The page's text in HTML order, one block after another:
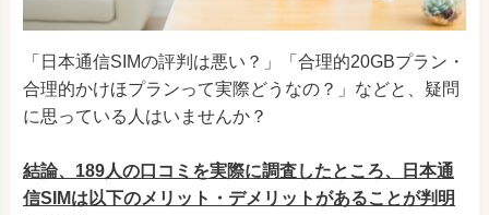
「日本通信SIMの評判は悪い？」「合理的20GBプラン・
合理的かけほプランって実際どうなの？」などと、疑問
に思っている人はいませんか？
結論、189人の口コミを実際に調査したところ、日本通
信SIMは以下のメリット・デメリットがあることが判明